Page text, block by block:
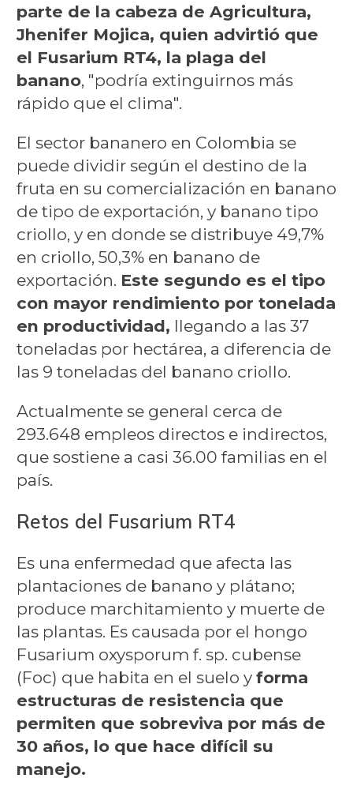
parte de la cabeza de Agricultura,
Jhenifer Mojica, quien advirtió que
el Fusarium RT4, la plaga del
banano, "podría extinguirnos más
rápido que el clima".
El sector bananero en Colombia se
puede dividir según el destino de la
fruta en su comercialización en banano
de tipo de exportación, y banano tipo
criollo, y en donde se distribuye 49,7%
en criollo, 50,3% en banano de
exportación. Este segundo es el tipo
con mayor rendimiento por tonelada
en productividad, llegando a las 37
toneladas por hectárea, a diferencia de
las 9 toneladas del banano criollo.
Actualmente se general cerca de
293.648 empleos directos e indirectos,
que sostiene a casi 36.00 familias en el
país.
Retos del Fusarium RT4
Es una enfermedad que afecta las
plantaciones de banano y plátano;
produce marchitamiento y muerte de
las plantas. Es causada por el hongo
Fusarium oxysporum f. sp. cubense
(Foc) que habita en el suelo y forma
estructuras de resistencia que
permiten que sobreviva por más de
30 años, lo que hace difícil su
manejo.